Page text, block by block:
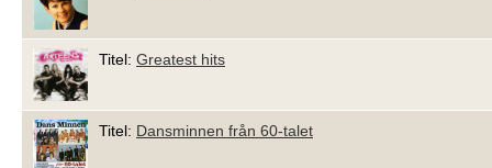
Titel: Greatest hits
Titel: Dansminnen från 60-talet